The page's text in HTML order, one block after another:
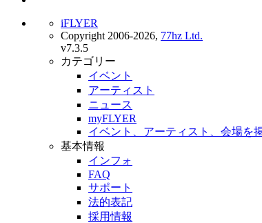
iFLYER
Copyright 2006-2026, 77hz Ltd.
v7.3.5
カテゴリー
イベント
アーティスト
ニュース
myFLYER
イベント、アーティスト、会場を
基本情報
インフォ
FAQ
サポート
法的表記
採用情報